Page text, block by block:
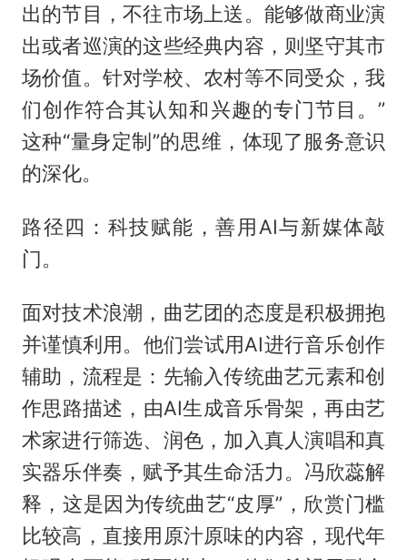
出的节目，不往市场上送。能够做商业演
出或者巡演的这些经典内容，则坚守其市
场价值。针对学校、农村等不同受众，我
们创作符合其认知和兴趣的专门节目。”
这种“量身定制”的思维，体现了服务意识
的深化。
路径四：科技赋能，善用AI与新媒体敲
门。‌
面对技术浪潮，曲艺团的态度是积极拥抱
并谨慎利用。他们尝试用AI进行音乐创作
辅助，流程是：先输入传统曲艺元素和创
作思路描述，由AI生成音乐骨架，再由艺
术家进行筛选、润色，加入真人演唱和真
实器乐伴奏，赋予其生命活力。冯欣蕊解
释，这是因为传统曲艺“皮厚”，欣赏门槛
比较高，直接用原汁原味的内容，现代年